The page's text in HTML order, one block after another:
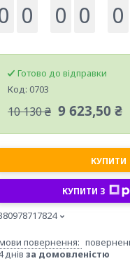
0 0 0 0
Готово до відправки
Код: 0703
10 130 ₴ 9 623,50 ₴
КУПИТИ
КУПИТИ З
днів за домовленістю